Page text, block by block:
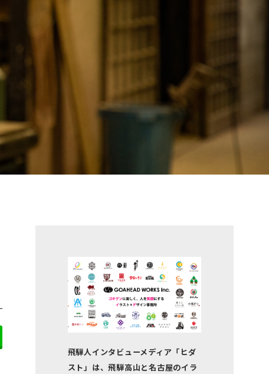
飛騨人インタビューメディア「ヒダ
スト」は、飛騨高山と名古屋のイラ